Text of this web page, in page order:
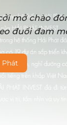
mở chào
đuổi đam
Phát